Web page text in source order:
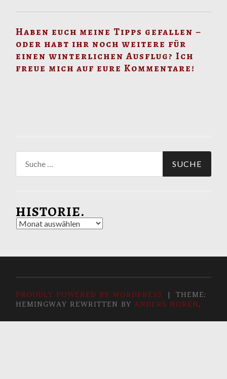
Haben euch meine Tipps gefallen –
oder habt ihr noch weitere für
einen winterlichen Ausflug? Ich
freue mich auf eure Kommentare!
nach:
HISTORIE.
Historie.
PROUDLY POWERED BY WORDPRESS |
THEME:
HEMINGWAY REWRITTEN BYANDERS NORÉN.